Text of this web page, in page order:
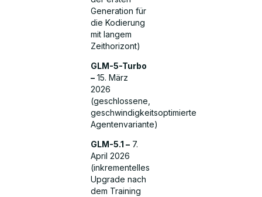
Generation für
die Kodierung
mit langem
Zeithorizont)
GLM-5-Turbo
– 15. März
2026
(geschlossene,
geschwindigkeitsoptimierte
Agentenvariante)
GLM-5.1 – 7.
April 2026
(inkrementelles
Upgrade nach
dem Training